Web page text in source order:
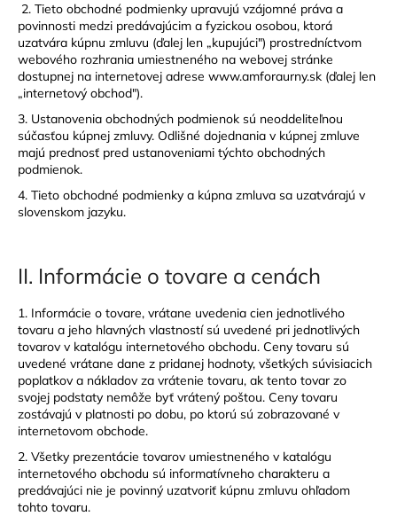
2. Tieto obchodné podmienky upravujú vzájomné práva a
povinnosti medzi predávajúcim a fyzickou osobou, ktorá
uzatvára kúpnu zmluvu (ďalej len „kupujúci") prostredníctvom
webového rozhrania umiestneného na webovej stránke
dostupnej na internetovej adrese www.amforaurny.sk (ďalej len
„internetový obchod").
3. Ustanovenia obchodných podmienok sú neoddeliteľnou
súčasťou kúpnej zmluvy. Odlišné dojednania v kúpnej zmluve
majú prednosť pred ustanoveniami týchto obchodných
podmienok.
4. Tieto obchodné podmienky a kúpna zmluva sa uzatvárajú v
slovenskom jazyku.
II. Informácie o tovare a cenách
1. Informácie o tovare, vrátane uvedenia cien jednotlivého
tovaru a jeho hlavných vlastností sú uvedené pri jednotlivých
tovarov v katalógu internetového obchodu. Ceny tovaru sú
uvedené vrátane dane z pridanej hodnoty, všetkých súvisiacich
poplatkov a nákladov za vrátenie tovaru, ak tento tovar zo
svojej podstaty nemôže byť vrátený poštou. Ceny tovaru
zostávajú v platnosti po dobu, po ktorú sú zobrazované v
internetovom obchode.
2. Všetky prezentácie tovarov umiestneného v katalógu
internetového obchodu sú informatívneho charakteru a
predávajúci nie je povinný uzatvoriť kúpnu zmluvu ohľadom
tohto tovaru.
O
d
p
o
r
ú
č
a
m
ŠPERK
NEHRDZAVEJÚCEJ
OCELE
-
STROM
ŽIVOTA
24
EUR